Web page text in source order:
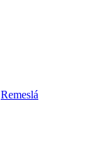
Remeslá